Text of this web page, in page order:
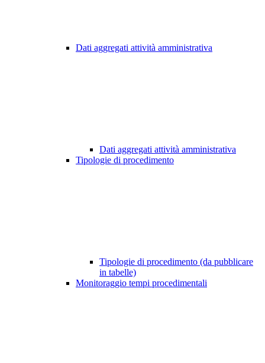
Dati aggregati attività amministrativa
Dati aggregati attività amministrativa
Tipologie di procedimento
Tipologie di procedimento (da pubblicare
in tabelle)
Monitoraggio tempi procedimentali